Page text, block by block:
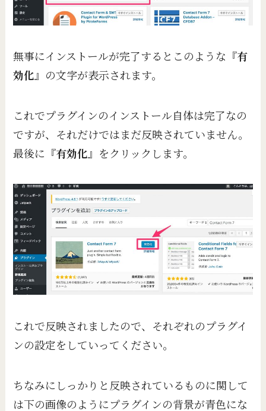
無事にインストールが完了するとこのような『有
効化』の文字が表示されます。
これでプラグインのインストール自体は完了なの
ですが、それだけではまだ反映されていません。
最後に『有効化』をクリックします。
これで反映されましたので、それぞれのプラグイ
ンの設定をしていってください。
ちなみにしっかりと反映されているものに関して
は下の画像のようにプラグインの背景が青色にな